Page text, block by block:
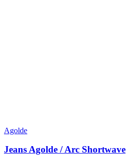
Agolde
Jeans Agolde / Arc Shortwave